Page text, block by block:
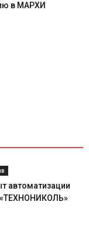
в МАРХИ
автоматизации